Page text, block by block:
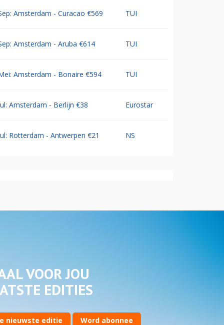
Amsterdam - Curacao €569 TUI
Amsterdam - Aruba €614 TUI
Amsterdam - Bonaire €594 TUI
Amsterdam - Berlijn €38 Eurostar
Rotterdam - Antwerpen €21 NS
VOOR JOU
EDITIES
nieuwste editie Word abonnee